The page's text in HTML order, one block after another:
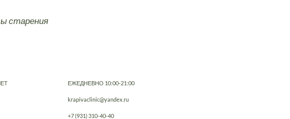
старения
ЕЖЕДНЕВНО 10:00-21:00
krapivaclinic@yandex.ru
+7 (931) 310-40-40